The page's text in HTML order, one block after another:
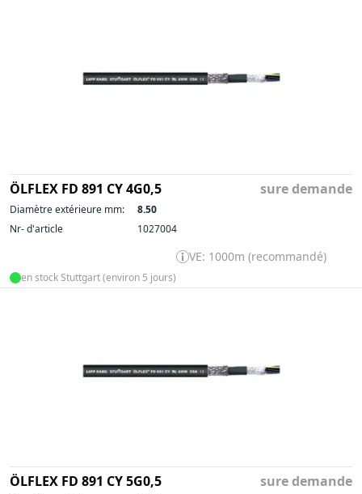
ÖLFLEX FD 891 CY 4G0,5 sure demande
Diamètre extérieure mm:
8.50
Nr- d'article
1027004
VE: 1000m (recommandé)
en stock Stuttgart (environ 5 jours)
ÖLFLEX FD 891 CY 5G0,5 sure demande